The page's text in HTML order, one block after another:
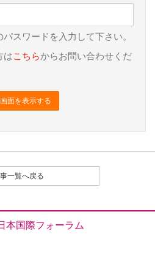
スワードを入力して下さい。
はこちらからお問い合わせくだ
面を表示する
一覧へ戻る
本国際フォーラム